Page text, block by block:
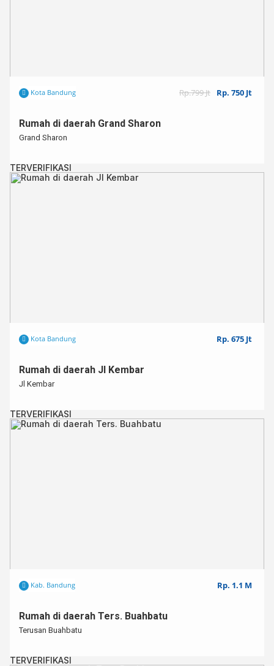
Kota Bandung Rp.799 Jt Rp. 750 Jt
Rumah di daerah Grand Sharon
Grand Sharon
TERVERIFIKASI
Kota Bandung Rp. 675 Jt
Rumah di daerah Jl Kembar
Jl Kembar
TERVERIFIKASI
Kab. Bandung Rp. 1.1 M
Rumah di daerah Ters. Buahbatu
Terusan Buahbatu
TERVERIFIKASI